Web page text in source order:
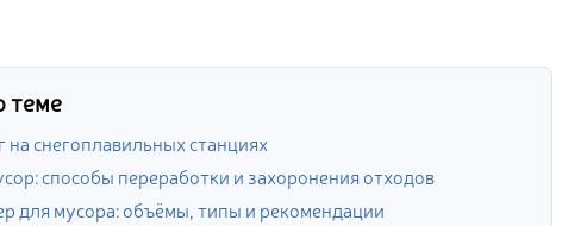
теме
снегоплавильных станциях
способы переработки и захоронения отходов
для мусора: объёмы, типы и рекомендации